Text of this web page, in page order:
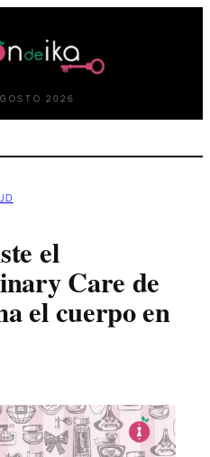
2026
el
Care de
el cuerpo en